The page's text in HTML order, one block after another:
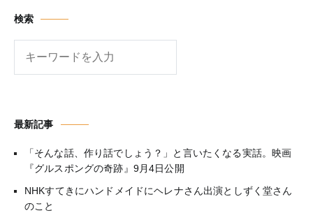
検索
最新記事
「そんな話、作り話でしょう？」と言いたくなる実話。映画
『グルスポングの奇跡』9月4日公開
NHKすてきにハンドメイドにヘレナさん出演としずく堂さん
のこと